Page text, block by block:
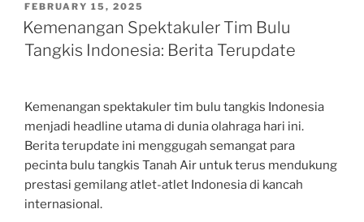
POSTED
ON
FEBRUARY 15, 2025
Kemenangan Spektakuler Tim Bulu
Tangkis Indonesia: Berita Terupdate
Kemenangan spektakuler tim bulu tangkis Indonesia
menjadi headline utama di dunia olahraga hari ini.
Berita terupdate ini menggugah semangat para
pecinta bulu tangkis Tanah Air untuk terus mendukung
prestasi gemilang atlet-atlet Indonesia di kancah
internasional.